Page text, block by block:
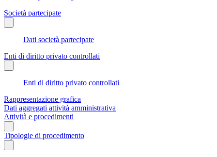
Società partecipate
Dati società partecipate
Enti di diritto privato controllati
Enti di diritto privato controllati
Rappresentazione grafica
Dati aggregati attività amministrativa
Attività e procedimenti
Tipologie di procedimento